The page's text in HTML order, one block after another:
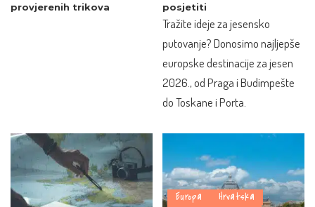
provjerenih trikova
posjetiti
Tražite ideje za jesensko
putovanje? Donosimo najljepše
europske destinacije za jesen
2026., od Praga i Budimpešte
do Toskane i Porta.
Europa
Hrvatska